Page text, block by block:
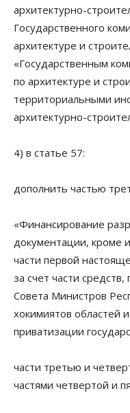
архитектурно-
Государственного
архитектуре и
«Государственным
по архитектуре и
территориальными
архитектурно-
4) в статье 57:
дополнить частью
«Финансирование
документации, кроме
части первой
за счет части
Совета Министров
хокимиятов областей
приватизации
части третью и
частями четвертой и